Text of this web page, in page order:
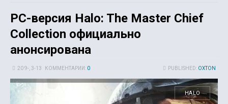
PC-версия Halo: The Master Chief
Collection официально
анонсирована
PUBLISHED: OXTON
20 9-, 3-13 КОММЕНТАРИИ: 0
HALO